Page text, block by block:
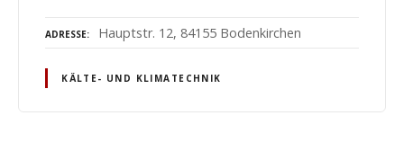
ADRESSE Hauptstr. 12, 84155 Bodenkirchen
KÄLTE- UND KLIMATECHNIK